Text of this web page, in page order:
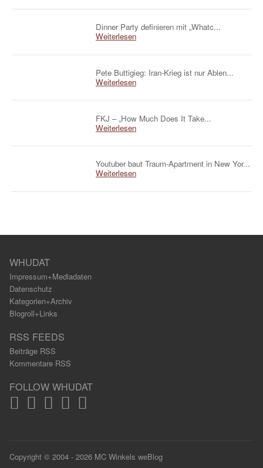
Dinner Party definieren mit „Whatc...
Weiterlesen
Pete Buttigieg: Iran-Krieg ist nur Ablen...
Weiterlesen
FKJ – „How Much Does It Take...
Weiterlesen
Youtuber baut Traum-Apartment in New Yor...
Weiterlesen
WHUDAT
Impressum+Mediadaten
Datenschutz
Kategorien+Archiv
Blogroll+Links
RSS FEEDS
Beiträge RSS
Kommentare RSS
FOLLOW WHUDAT
Copyright © 2004 - 2026 MC Winkels weBlog